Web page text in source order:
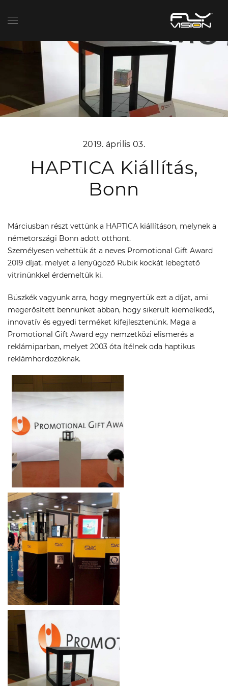
2019. április 03.
HAPTICA Kiállítás,
Bonn
Márciusban részt vettünk a HAPTICA kiállításon, melynek a
németországi Bonn adott otthont.
Személyesen vehettük át a neves Promotional Gift Award
2019 díjat, melyet a lenyűgöző Rubik kockát lebegtető
vitrinünkkel érdemeltük ki.
Büszkék vagyunk arra, hogy megnyertük ezt a díjat, ami
megerősített bennünket abban, hogy sikerült kiemelkedő,
innovatív és egyedi terméket kifejlesztenünk. Maga a
Promotional Gift Award egy nemzetközi elismerés a
reklámiparban, melyet 2003 óta ítélnek oda haptikus
reklámhordozóknak.